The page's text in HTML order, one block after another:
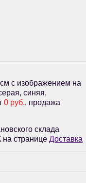
с изображением на
синяя,
0 руб., продажа
склада
на странице Доставка